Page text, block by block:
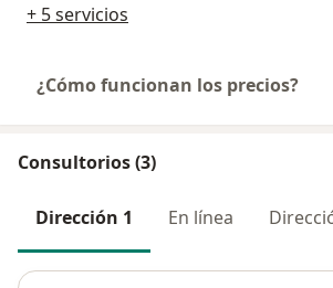
+ 5 servicios
¿Cómo funcionan los precios?
Consultorios (3)
Dirección 1 En línea